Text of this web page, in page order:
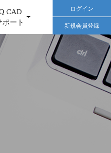
CAD
ポート
ログイン
新規会員登録